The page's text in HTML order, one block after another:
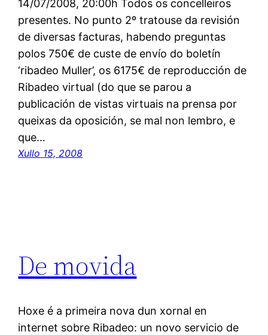
14/07/2008, 20:00h Todos os concelleiros
presentes. No punto 2º tratouse da revisión
de diversas facturas, habendo preguntas
polos 750€ de custe de envío do boletín
‘ribadeo Muller’, os 6175€ de reproducción de
Ribadeo virtual (do que se parou a
publicación de vistas virtuais na prensa por
queixas da oposición, se mal non lembro, e
que…
Xullo 15, 2008
De movida
Hoxe é a primeira nova dun xornal en
internet sobre Ribadeo: un novo servicio de